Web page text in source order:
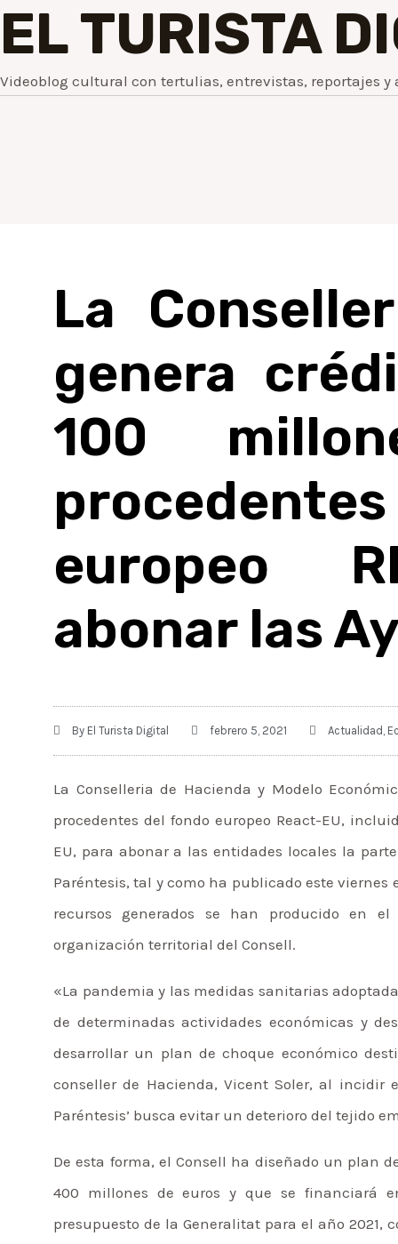
EL TURISTA
Videoblog cultural con tertulias, entrevistas, reportajes y
La
genera
100
europeo
abonar las
By El Turista Digital febrero 5, 2021 Actualidad
La Conselleria de Hacienda y Modelo
procedentes del fondo europeo React-EU,
EU, para abonar a las entidades locales la
Paréntesis, tal y como ha publicado este
recursos generados se han producido en
organización territorial del Consell.
«La pandemia y las medidas sanitarias
de determinadas actividades económicas y
desarrollar un plan de choque económico
conseller de Hacienda, Vicent Soler, al incidir
Paréntesis’ busca evitar un deterioro del tejido
De esta forma, el Consell ha diseñado un plan
400 millones de euros y que se financiará
presupuesto de la Generalitat para el año 2021,